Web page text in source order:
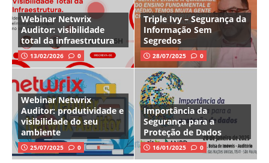
Webinar Netwrix
Auditor: visibilidade
total da infraestrutura
13/02/2026 0
Triple Ivy – Segurança da
Informação Sem
Segredos
28/07/2025 0
Webinar Netwrix
Auditor: produtividade e
visibilidade do seu
ambiente
25/07/2025 0
Importância da
Segurança para a
Proteção de Dados
16/01/2025 0